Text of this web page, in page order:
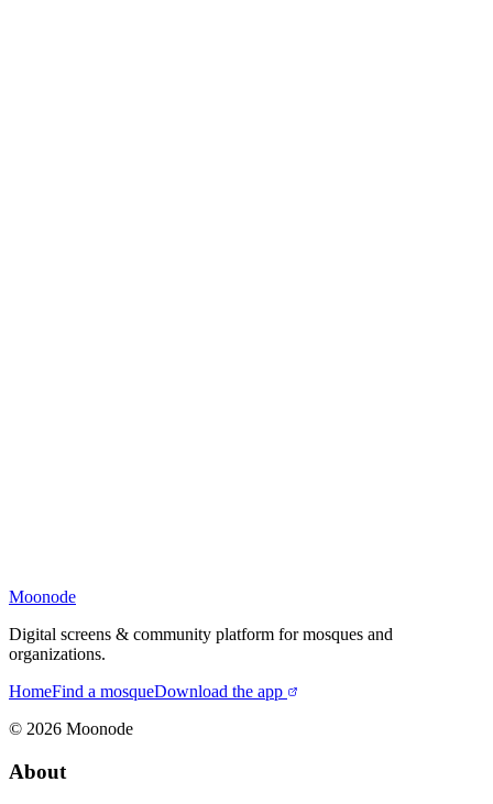
Moonode
Digital screens & community platform for mosques and
organizations.
HomeFind a mosqueDownload the app
© 2026 Moonode
About